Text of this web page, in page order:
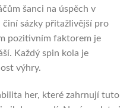
šanci na úspěch v
činí sázky přitažlivější pro
pozitivním faktorem je
Každý spin kola je
výhry.
her, které zahrnují tuto